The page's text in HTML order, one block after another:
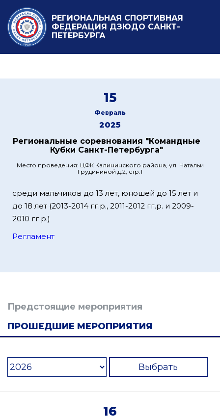
РЕГИОНАЛЬНАЯ СПОРТИВНАЯ
ФЕДЕРАЦИЯ ДЗЮДО САНКТ-
ПЕТЕРБУРГА
15
Февраль
2025
Региональные соревнования "Командные
Кубки Санкт-Петербурга"
Место проведения: ЦФК Калининского района, ул. Натальи
Грудининой д.2, стр.1
среди мальчиков до 13 лет, юношей до 15 лет и
до 18 лет (2013-2014 гг.р., 2011-2012 гг.р. и 2009-
2010 гг.р.)
Регламент
Предстоящие мероприятия
ПРОШЕДШИЕ МЕРОПРИЯТИЯ
Выбрать
16